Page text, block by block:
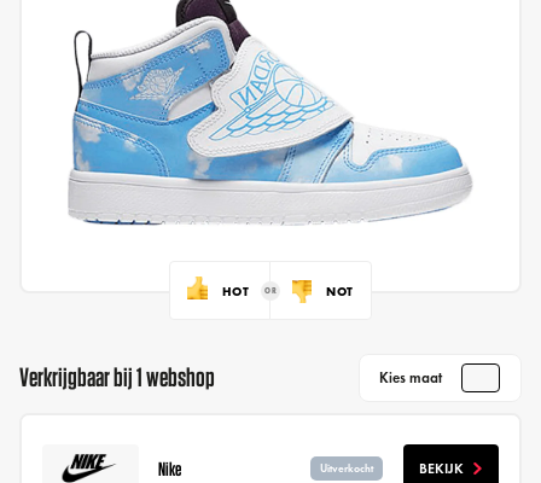
HOT NOT
Verkrijgbaar bij 1 webshop Kies maat
Nike Uitverkocht BEKIJK